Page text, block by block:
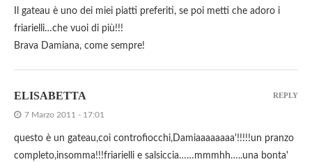
Il gateau è uno dei miei piatti preferiti, se poi metti che adoro i
friarielli…che vuoi di più!!!
Brava Damiana, come sempre!
ELISABETTA
7 Marzo 2011 - 17:01
questo è un gateau,coi controfiocchi,Damiaaaaaaaa'!!!!!un pranzo
completo,insomma!!!friarielli e salsiccia……mmmhh…..una bonta'
REPLY